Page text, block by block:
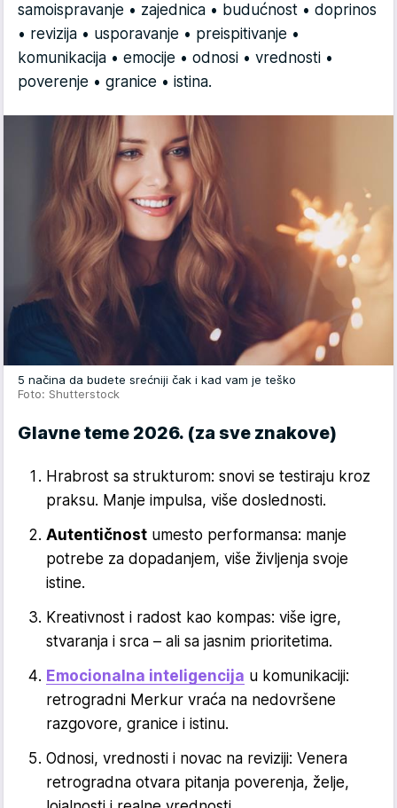
samoispravanje • zajednica • budućnost • doprinos
• revizija • usporavanje • preispitivanje •
komunikacija • emocije • odnosi • vrednosti •
poverenje • granice • istina.
5 načina da budete srećniji čak i kad vam je teško
Foto: Shutterstock
Glavne teme 2026. (za sve znakove)
Hrabrost sa strukturom: snovi se testiraju kroz
praksu. Manje impulsa, više doslednosti.
Autentičnost umesto performansa: manje
potrebe za dopadanjem, više življenja svoje
istine.
Kreativnost i radost kao kompas: više igre,
stvaranja i srca – ali sa jasnim prioritetima.
Emocionalna inteligencija u komunikaciji:
retrogradni Merkur vraća na nedovršene
razgovore, granice i istinu.
Odnosi, vrednosti i novac na reviziji: Venera
retrogradna otvara pitanja poverenja, želje,